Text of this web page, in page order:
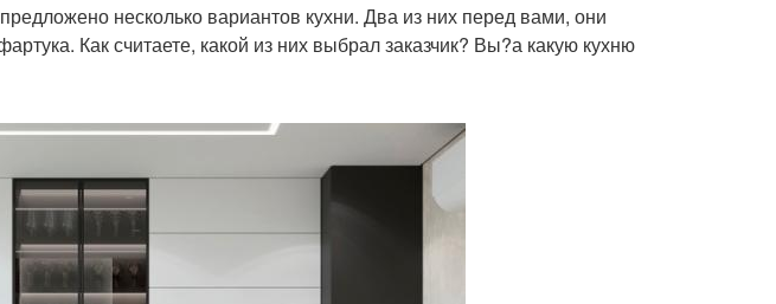
несколько вариантов кухни. Два из них перед вами, они
Как считаете, какой из них выбрал заказчик? Вы?а какую кухню